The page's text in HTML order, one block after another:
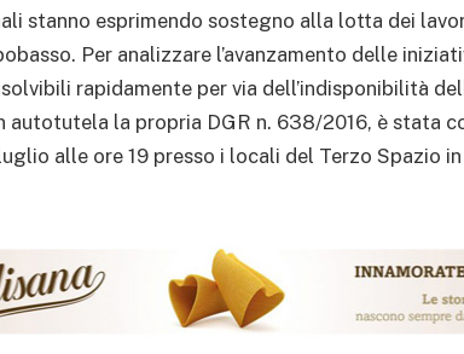
stanno esprimendo sostegno alla lotta dei
Per analizzare l’avanzamento delle
rapidamente per via dell’indisponibilità
autotutela la propria DGR n. 638/2016, è stata
alle ore 19 presso i locali del Terzo Spazio in